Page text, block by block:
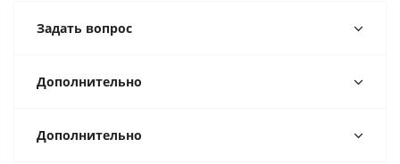
Задать вопрос
Дополнительно
Дополнительно